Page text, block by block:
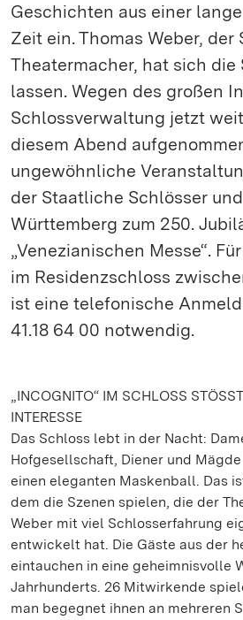
Geschichten aus einer
Zeit ein. Thomas Weber,
Theatermacher, hat sich die
lassen. Wegen des großen
Schlossverwaltung jetzt
diesem Abend
ungewöhnliche
der Staatliche Schlösser
Württemberg zum 250.
„Venezianischen Messe“.
im Residenzschloss
ist eine telefonische
41.18 64 00 notwendig.
„INCOGNITO“ IM SCHLOSS
INTERESSE
Das Schloss lebt in der Nacht:
Hofgesellschaft, Diener und
einen eleganten Maskenball. Das
dem die Szenen spielen, die der
Weber mit viel Schlosserfahrung
entwickelt hat. Die Gäste aus der
eintauchen in eine geheimnisvolle
Jahrhunderts. 26 Mitwirkende
man begegnet ihnen an mehreren